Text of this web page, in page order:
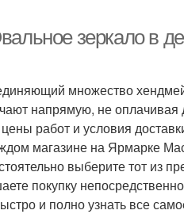
зеркало в
множество
напрямую, не
работ и условия
магазине на Ярмарке
выберите тот из
покупку
и полно узнать все